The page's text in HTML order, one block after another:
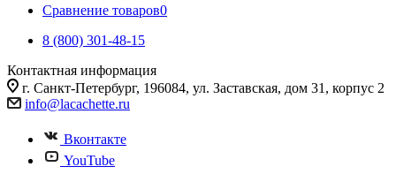
Сравнение товаров0
8 (800) 301-48-15
Контактная информация
г. Санкт-Петербург, 196084, ул. Заставская, дом 31, корпус 2
info@lacachette.ru
Вконтакте
YouTube